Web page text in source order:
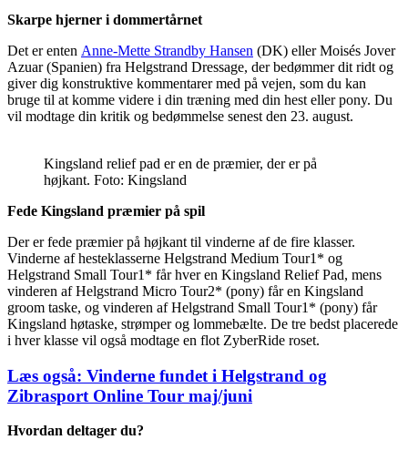
Skarpe hjerner i dommertårnet
Det er enten Anne-Mette Strandby Hansen (DK) eller Moisés Jover
Azuar (Spanien) fra Helgstrand Dressage, der bedømmer dit ridt og
giver dig konstruktive kommentarer med på vejen, som du kan
bruge til at komme videre i din træning med din hest eller pony. Du
vil modtage din kritik og bedømmelse senest den 23. august.
Kingsland relief pad er en de præmier, der er på
højkant. Foto: Kingsland
Fede Kingsland præmier på spil
Der er fede præmier på højkant til vinderne af de fire klasser.
Vinderne af hesteklasserne Helgstrand Medium Tour1* og
Helgstrand Small Tour1* får hver en Kingsland Relief Pad, mens
vinderen af Helgstrand Micro Tour2* (pony) får en Kingsland
groom taske, og vinderen af Helgstrand Small Tour1* (pony) får
Kingsland høtaske, strømper og lommebælte. De tre bedst placerede
i hver klasse vil også modtage en flot ZyberRide roset.
Læs også: Vinderne fundet i Helgstrand og
Zibrasport Online Tour maj/juni
Hvordan deltager du?